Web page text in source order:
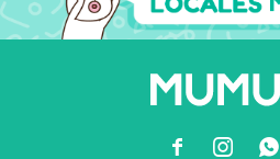
  